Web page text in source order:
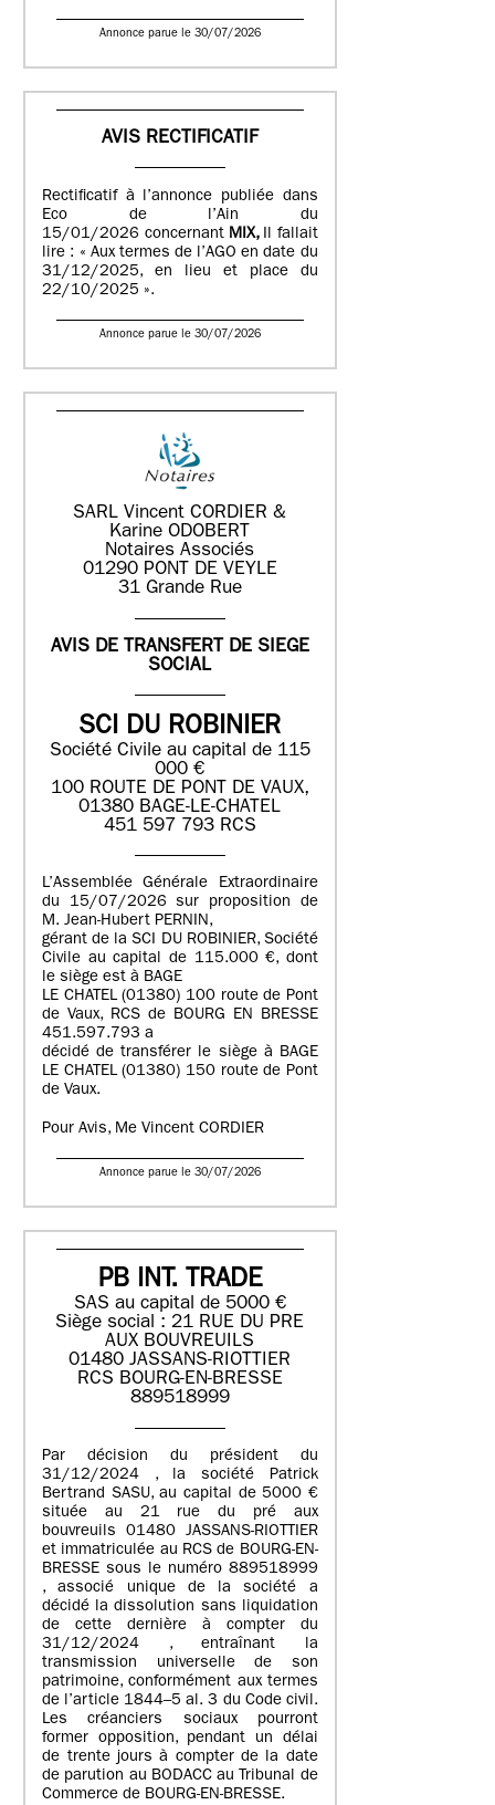
Annonce parue le 30/07/2026
AVIS RECTIFICATIF
Rectificatif à l’annonce publiée dans
Eco de l’Ain du
15/01/2026 concernant MIX, Il fallait
lire : « Aux termes de l’AGO en date du
31/12/2025, en lieu et place du
22/10/2025 ».
Annonce parue le 30/07/2026
SARL Vincent CORDIER &
Karine ODOBERT
Notaires Associés
01290 PONT DE VEYLE
31 Grande Rue
AVIS DE TRANSFERT DE SIEGE
SOCIAL
SCI DU ROBINIER
Société Civile au capital de 115
000 €
100 ROUTE DE PONT DE VAUX,
01380 BAGE-LE-CHATEL
451 597 793 RCS
L’Assemblée Générale Extraordinaire
du 15/07/2026 sur proposition de
M. Jean-Hubert PERNIN,
gérant de la SCI DU ROBINIER, Société
Civile au capital de 115.000 €, dont
le siège est à BAGE
LE CHATEL (01380) 100 route de Pont
de Vaux, RCS de BOURG EN BRESSE
451.597.793 a
décidé de transférer le siège à BAGE
LE CHATEL (01380) 150 route de Pont
de Vaux.
Pour Avis, Me Vincent CORDIER
Annonce parue le 30/07/2026
PB INT. TRADE
SAS au capital de 5000 €
Siège social : 21 RUE DU PRE
AUX BOUVREUILS
01480 JASSANS-RIOTTIER
RCS BOURG-EN-BRESSE
889518999
Par décision du président du
31/12/2024 , la société Patrick
Bertrand SASU, au capital de 5000 €
située au 21 rue du pré aux
bouvreuils 01480 JASSANS-RIOTTIER
et immatriculée au RCS de BOURG-EN-
BRESSE sous le numéro 889518999
, associé unique de la société a
décidé la dissolution sans liquidation
de cette dernière à compter du
31/12/2024 , entraînant la
transmission universelle de son
patrimoine, conformément aux termes
de l’article 1844–5 al. 3 du Code civil.
Les créanciers sociaux pourront
former opposition, pendant un délai
de trente jours à compter de la date
de parution au BODACC au Tribunal de
Commerce de BOURG-EN-BRESSE.